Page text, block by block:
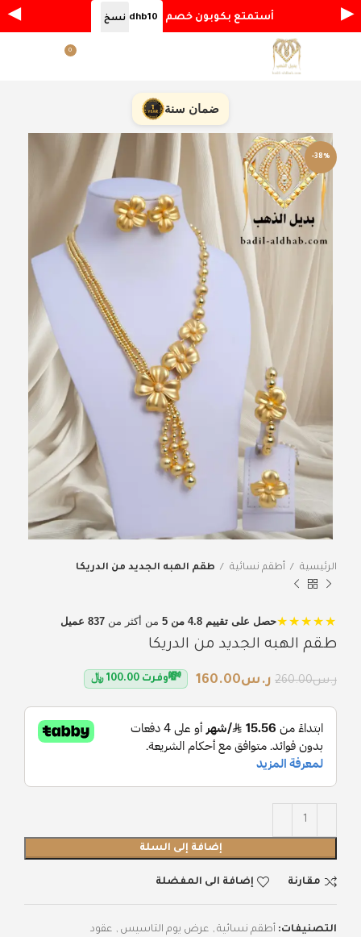
0
ضمان سنة
-38%
الرئيسية أطقم نسائية طقم الهبه الجديد من الدريكا
★★★★★حصل على تقييم 4.8 من 5 من أكثر من 837 عميل
طقم الهبه الجديد من الدريكا
ر.س260.00 ر.س160.00
💸وفرت 100.00 ﷼
إضافة إلى السلة
مقارنة إضافة الى المفضلة
التصنيفات: أطقم نسائية , عرض يوم التاسيس , عقود
◀ أستمتع بكوبون خصم dhb10 نسخ ▶